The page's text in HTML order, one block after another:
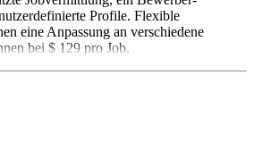
Profile. Flexible
eine Anpassung an verschiedene
bei $ 129 pro Job.